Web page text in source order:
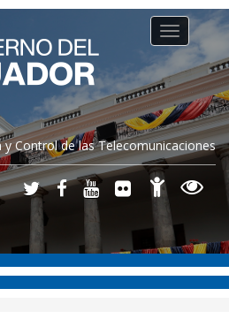
y Control de las Telecomunicaciones
Toggle
navigation